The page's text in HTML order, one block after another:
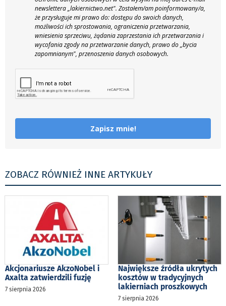
newslettera „lakiernictwo.net". Zostałem/am poinformowany/a,
że przysługuje mi prawo do: dostępu do swoich danych,
możliwości ich sprostowania, ograniczenia przetwarzania,
wniesienia sprzeciwu, żądania zaprzestania ich przetwarzania i
wycofania zgody na przetwarzanie danych, prawo do „bycia
zapomnianym", przenoszenia danych osobowych.
Zapisz mnie!
ZOBACZ RÓWNIEŻ INNE ARTYKUŁY
Akcjonariusze AkzoNobel i
Axalta zatwierdzili fuzję
7 sierpnia 2026
Największe źródła ukrytych
kosztów w tradycyjnych
lakierniach proszkowych
7 sierpnia 2026